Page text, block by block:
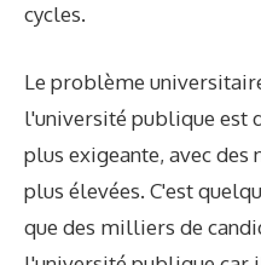
cycles.
Le problème
l'université publique est
plus exigeante, avec des
plus élevées. C'est
que des milliers de